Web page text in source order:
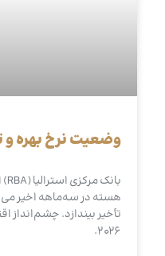
وضعیت نرخ بهره و
هسته در سه‌ماهه اخیر
تأخیر بیندازد. چشم‌انداز
۲۰۲۶.